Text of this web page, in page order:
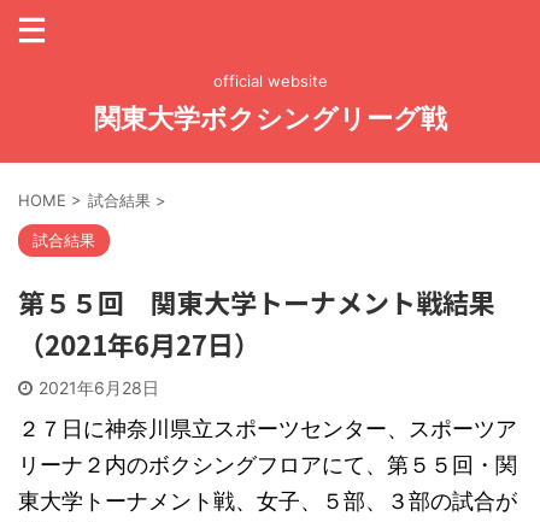
official website
関東大学ボクシングリーグ戦
HOME > 試合結果 >
試合結果
第５５回 関東大学トーナメント戦結果
（2021年6月27日）
2021年6月28日
２７日に神奈川県立スポーツセンター、スポーツア
リーナ２内のボクシングフロアにて、第５５回・関
東大学トーナメント戦、女子、５部、３部の試合が